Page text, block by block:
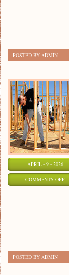
POSTED BY ADMIN
APRIL - 9 - 2026
COMMENTS OFFON
POSTED BY ADMIN